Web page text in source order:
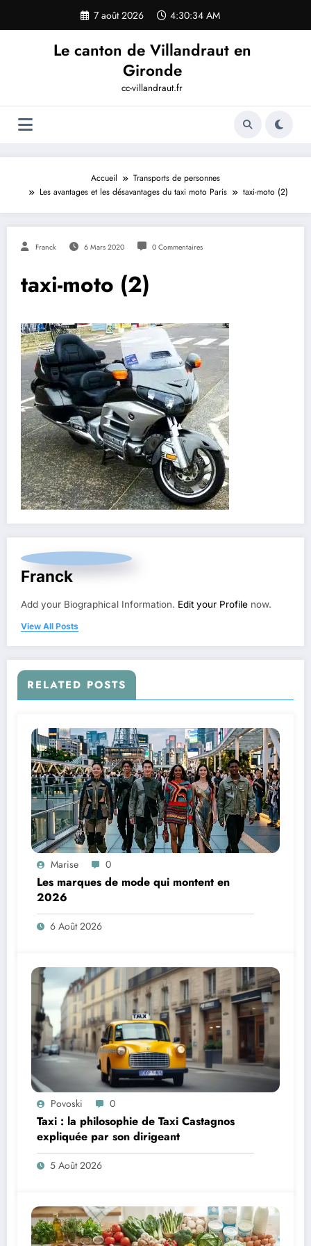
contenu
7 août 2026 4:30:34 AM
Le canton de Villandraut en
Gironde
cc-villandraut.fr
Accueil
Transports de personnes
Les avantages et les désavantages du taxi moto Paris
taxi-moto (2)
Franck 6 Mars 2020 0 Commentaires
taxi-moto (2)
Franck
Add your Biographical Information. Edit your Profile now.
View All Posts
RELATED POSTS
Marise 0
Les marques de mode qui montent en
2026
6 Août 2026
Povoski 0
Taxi : la philosophie de Taxi Castagnos
expliquée par son dirigeant
5 Août 2026